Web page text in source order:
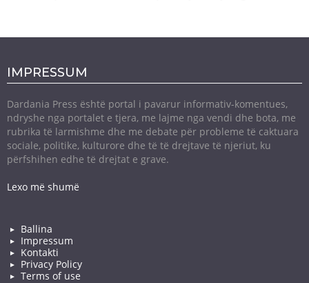
IMPRESSUM
Dardania Press është portal i pavarur informativ-komentues,
ndryshe nga portalet e tjera, me lajme nga vendi dhe bota, me
rubrika të larmishme dhe me debate për probleme të caktuara
sociale, politike, kulturore dhe të të drejtave të njeriut, ku
përfshihen edhe të drejtat e grave.
Lexo më shumë
Ballina
Impressum
Kontakti
Privacy Policy
Terms of use